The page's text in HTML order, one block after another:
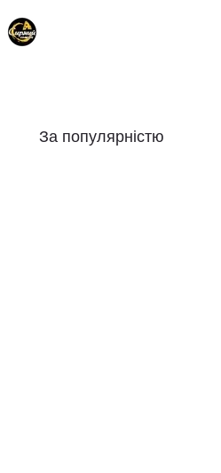
За популярністю